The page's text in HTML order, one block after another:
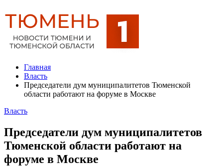
Главная
Власть
Председатели дум муниципалитетов Тюменской
области работают на форуме в Москве
Власть
Председатели дум муниципалитетов
Тюменской области работают на
форуме в Москве